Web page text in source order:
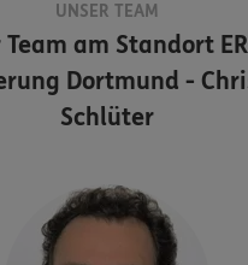
UNSER TEAM
Team am Standort
Dortmund -
Schlüter